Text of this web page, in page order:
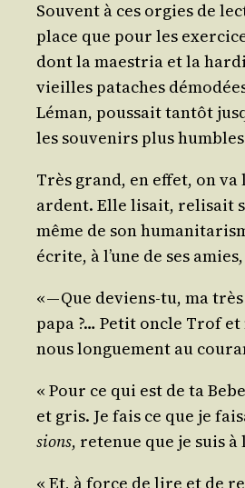
Sou­vent à ces orgies de
place que pour les
dont la maes­tria et la
vieilles pataches
Léman, pous­sait tan­tôt
les sou­ve­nirs plus
Très grand, en effet, on
ardent. Elle lisait, reli­sait
même de son
écrite, à l’une de ses
« — Que deviens-tu, ma
papa ?… Petit oncle Trof
nous lon­gue­ment au
« Pour ce qui est de ta
et gris. Je fais ce que je
sions, rete­nue que je suis
« Et, à force de lire et de